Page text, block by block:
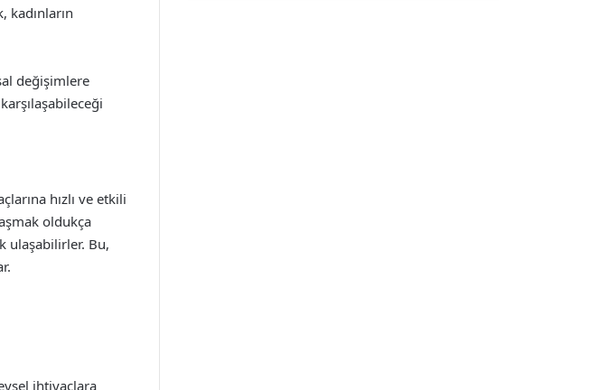
kadınların
değişimlere
hızlı ve etkili
oldukça
ulaşabilirler. Bu,
ihtiyaçlara